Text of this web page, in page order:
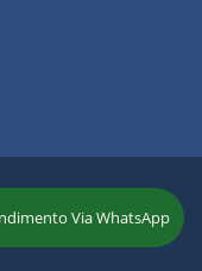
reservados.
Via WhatsApp